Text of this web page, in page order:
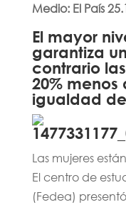
Medio: El País
El mayor
garantiza
contrario
20% menos
igualdad
Las mujeres
El centro de
(Fedea)